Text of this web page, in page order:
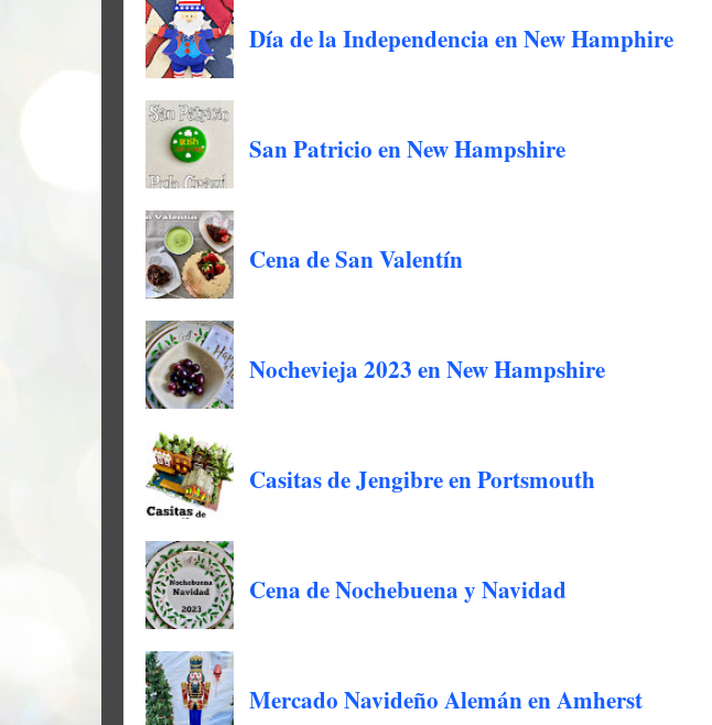
Día de la Independencia en New Hamphire
San Patricio en New Hampshire
Cena de San Valentín
Nochevieja 2023 en New Hampshire
Casitas de Jengibre en Portsmouth
Cena de Nochebuena y Navidad
Mercado Navideño Alemán en Amherst